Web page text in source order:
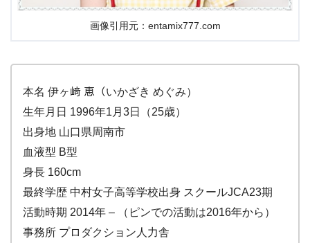
画像引用元：entamix777.com
本名 伊ヶ﨑 恵（いかざき めぐみ）
生年月日 1996年1月3日（25歳）
出身地 山口県周南市
血液型 B型
身長 160cm
最終学歴 中村女子高等学校出身 スクールJCA23期
活動時期 2014年 – （ピンでの活動は2016年から）
事務所 プロダクション人力舎